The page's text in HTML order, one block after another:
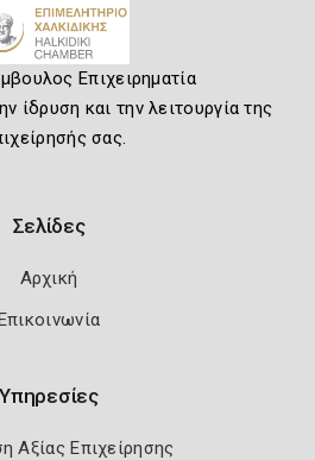
Επιχειρηματία
ίδρυση και την λειτουργία της
σας.
Σελίδες
Αρχική
Υπηρεσίες
Αξίας Επιχείρησης